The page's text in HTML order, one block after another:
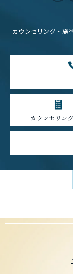
カウンセリング・施
カウンセリン